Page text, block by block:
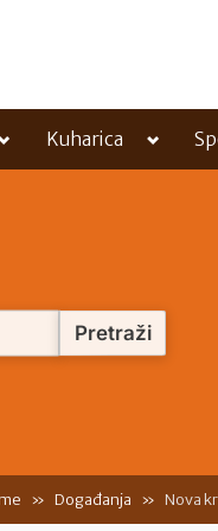
Kuharica
Toggle
menu
Događanja Nova